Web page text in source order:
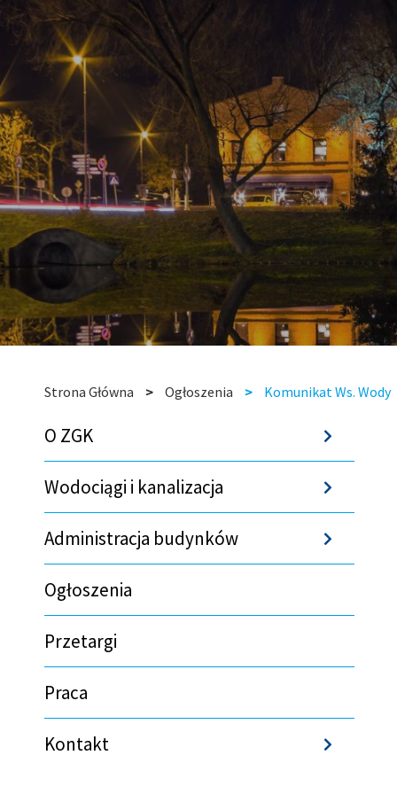
nawigacyjna
Strona Główna Ogłoszenia Komunikat Ws. Wody
O ZGK
Wodociągi i kanalizacja
Administracja budynków
Ogłoszenia
Przetargi
Praca
Kontakt